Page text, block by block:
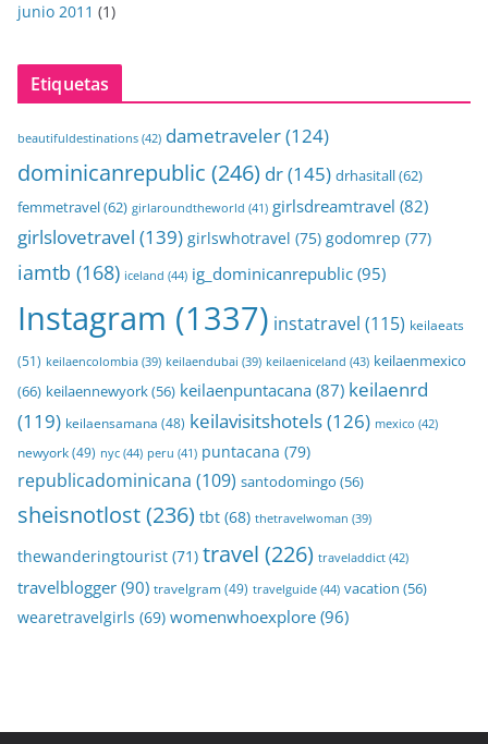
junio 2011 (1)
Etiquetas
beautifuldestinations (42) dametraveler(124)
dominicanrepublic (246) dr(145) drhasitall(62)
femmetravel(62) girlaroundtheworld (41) girlsdreamtravel (82)
girlslovetravel (139) girlswhotravel (75) godomrep (77)
iamtb (168) iceland (44) ig_dominicanrepublic (95)
Instagram (1337) instatravel (115) keilaeats
(51) keilaencolombia (39) keilaendubai (39) keilaeniceland (43) keilaenmexico
(66) keilaennewyork(56) keilaenpuntacana (87) keilaenrd
(119) keilaensamana (48) keilavisitshotels(126) mexico (42)
newyork(49) nyc (44) peru (41) puntacana (79)
republicadominicana (109) santodomingo (56)
sheisnotlost(236) tbt (68) thetravelwoman (39)
thewanderingtourist (71) travel (226) traveladdict (42)
travelblogger (90) travelgram(49) travelguide (44) vacation (56)
wearetravelgirls (69) womenwhoexplore(96)